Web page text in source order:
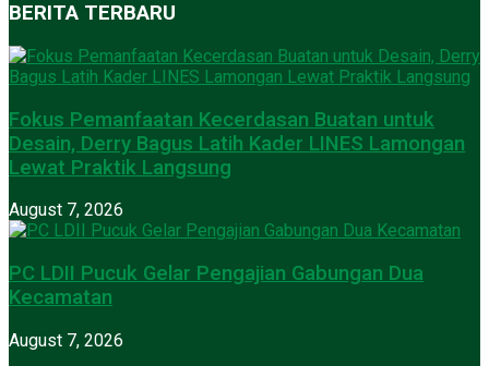
BERITA TERBARU
Fokus Pemanfaatan Kecerdasan Buatan untuk
Desain, Derry Bagus Latih Kader LINES Lamongan
Lewat Praktik Langsung
August 7, 2026
PC LDII Pucuk Gelar Pengajian Gabungan Dua
Kecamatan
August 7, 2026